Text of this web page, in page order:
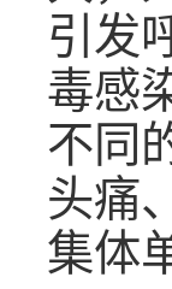
引发
毒感
不同
头痛
集体